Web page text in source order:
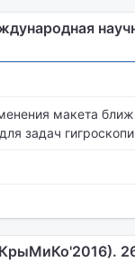
макета
задач